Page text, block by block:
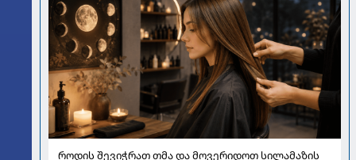
როდის შევიჭრათ თმა და მოვერიდოთ სილამაზის